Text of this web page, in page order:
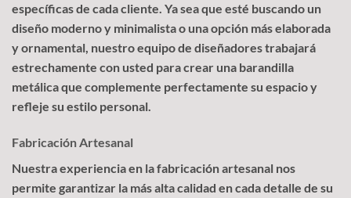
específicas de cada cliente. Ya sea que esté buscando un
diseño moderno y minimalista o una opción más elaborada
y ornamental, nuestro equipo de diseñadores trabajará
estrechamente con usted para crear una barandilla
metálica que complemente perfectamente su espacio y
refleje su estilo personal.
Fabricación Artesanal
Nuestra experiencia en la fabricación artesanal nos
permite garantizar la más alta calidad en cada detalle de su